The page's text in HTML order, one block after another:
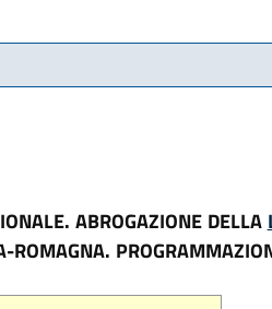
ABROGAZIONE DELLA
ROMAGNA.